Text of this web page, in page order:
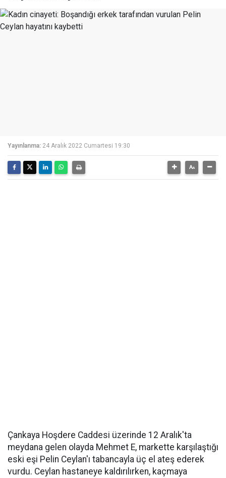
Yayınlanma: 24 Aralık 2022 Cumartesi 19:30
Çankaya Hoşdere Caddesi üzerinde 12 Aralık'ta
meydana gelen olayda Mehmet E, markette karşılaştığı
eski eşi Pelin Ceylan'ı tabancayla üç el ateş ederek
vurdu. Ceylan hastaneye kaldırılırken, kaçmaya